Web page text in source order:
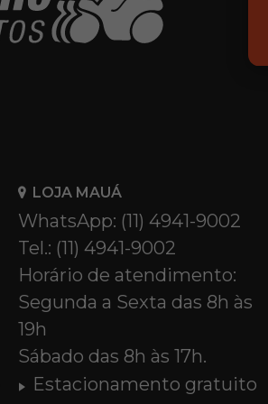
LOJA MAUÁ
WhatsApp: (11) 4941-9002
Tel.: (11) 4941-9002
Horário de atendimento:
Segunda a Sexta das 8h às
19h
Sábado das 8h às 17h.
Estacionamento gratuito